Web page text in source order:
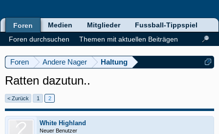
Foren Andere Nager Haltung
Ratten dazutun..
< Zurück 1 2
White Highland
Neuer Benutzer
Foren
Foren durchsuchen
Themen mit aktuellen Beiträgen
Medien Mitglieder Fussball-Tippspiel